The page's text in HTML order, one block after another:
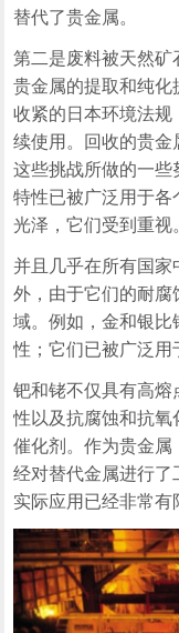
替代了贵金属。
第二是废料被天然
贵金属的提取和纯化
收紧的日本环境法
续使用。回收的贵金
这些挑战所做的一些
特性已被广泛用于各
光泽，它们受到重视
并且几乎在所有国
外，由于它们的耐腐
域。例如，金和银比
性；它们已被广泛用
钯和铑不仅具有高
性以及抗腐蚀和抗
催化剂。作为贵金属
经对替代金属进行了
实际应用已经非常有